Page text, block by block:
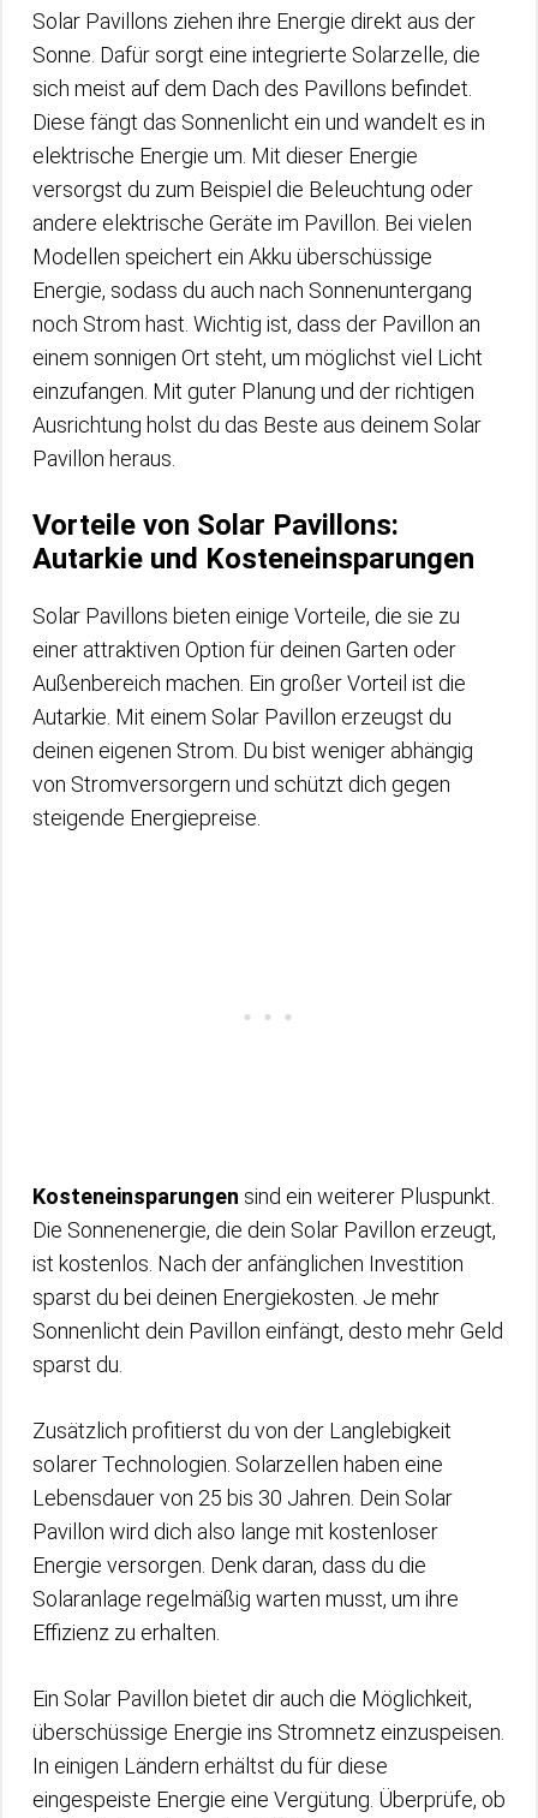
Solar Pavillons ziehen ihre Energie direkt aus der
Sonne. Dafür sorgt eine integrierte Solarzelle, die
sich meist auf dem Dach des Pavillons befindet.
Diese fängt das Sonnenlicht ein und wandelt es in
elektrische Energie um. Mit dieser Energie
versorgst du zum Beispiel die Beleuchtung oder
andere elektrische Geräte im Pavillon. Bei vielen
Modellen speichert ein Akku überschüssige
Energie, sodass du auch nach Sonnenuntergang
noch Strom hast. Wichtig ist, dass der Pavillon an
einem sonnigen Ort steht, um möglichst viel Licht
einzufangen. Mit guter Planung und der richtigen
Ausrichtung holst du das Beste aus deinem Solar
Pavillon heraus.
Vorteile von Solar Pavillons:
Autarkie und Kosteneinsparungen
Solar Pavillons bieten einige Vorteile, die sie zu
einer attraktiven Option für deinen Garten oder
Außenbereich machen. Ein großer Vorteil ist die
Autarkie. Mit einem Solar Pavillon erzeugst du
deinen eigenen Strom. Du bist weniger abhängig
von Stromversorgern und schützt dich gegen
steigende Energiepreise.
Kosteneinsparungen sind ein weiterer Pluspunkt.
Die Sonnenenergie, die dein Solar Pavillon erzeugt,
ist kostenlos. Nach der anfänglichen Investition
sparst du bei deinen Energiekosten. Je mehr
Sonnenlicht dein Pavillon einfängt, desto mehr Geld
sparst du.
Zusätzlich profitierst du von der Langlebigkeit
solarer Technologien. Solarzellen haben eine
Lebensdauer von 25 bis 30 Jahren. Dein Solar
Pavillon wird dich also lange mit kostenloser
Energie versorgen. Denk daran, dass du die
Solaranlage regelmäßig warten musst, um ihre
Effizienz zu erhalten.
Ein Solar Pavillon bietet dir auch die Möglichkeit,
überschüssige Energie ins Stromnetz einzuspeisen.
In einigen Ländern erhältst du für diese
eingespeiste Energie eine Vergütung. Überprüfe, ob